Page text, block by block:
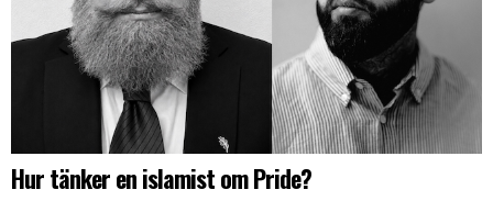
Hur tänker en islamist om Pride?